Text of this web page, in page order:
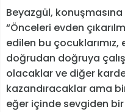
Beyazgül,
“Önceleri evden
edilen bu çocuklarımız,
doğrudan doğruya
olacaklar ve diğer
kazandıracaklar ama
eğer içinde sevgiden